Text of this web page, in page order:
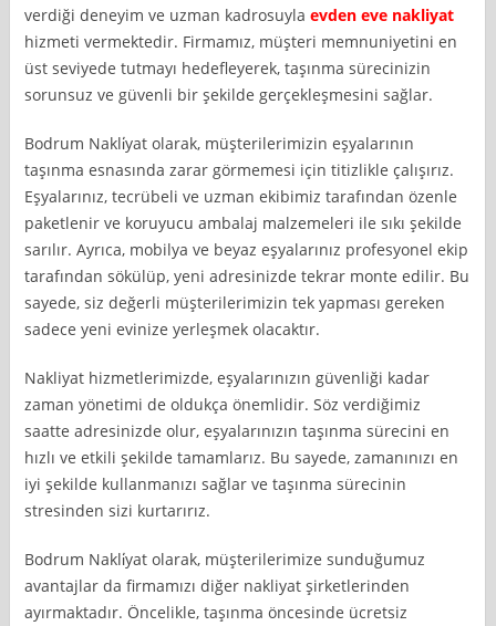
verdiği deneyim ve uzman kadrosuylaevden eve nakliyat
hizmeti vermektedir. Firmamız, müşteri memnuniyetini en
üst seviyede tutmayı hedefleyerek, taşınma sürecinizin
sorunsuz ve güvenli bir şekilde gerçekleşmesini sağlar.
Bodrum Nakli̇yat olarak, müşterilerimizin eşyalarının
taşınma esnasında zarar görmemesi için titizlikle çalışırız.
Eşyalarınız, tecrübeli ve uzman ekibimiz tarafından özenle
paketlenir ve koruyucu ambalaj malzemeleri ile sıkı şekilde
sarılır. Ayrıca, mobilya ve beyaz eşyalarınız profesyonel ekip
tarafından sökülüp, yeni adresinizde tekrar monte edilir. Bu
sayede, siz değerli müşterilerimizin tek yapması gereken
sadece yeni evinize yerleşmek olacaktır.
Nakliyat hizmetlerimizde, eşyalarınızın güvenliği kadar
zaman yönetimi de oldukça önemlidir. Söz verdiğimiz
saatte adresinizde olur, eşyalarınızın taşınma sürecini en
hızlı ve etkili şekilde tamamlarız. Bu sayede, zamanınızı en
iyi şekilde kullanmanızı sağlar ve taşınma sürecinin
stresinden sizi kurtarırız.
Bodrum Nakli̇yat olarak, müşterilerimize sunduğumuz
avantajlar da firmamızı diğer nakliyat şirketlerinden
ayırmaktadır. Öncelikle, taşınma öncesinde ücretsiz